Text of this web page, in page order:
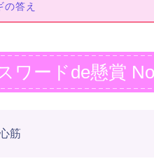
の答え
ワードde懸賞
筋